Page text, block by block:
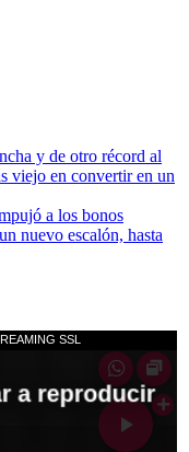
y de otro récord al
viejo en convertir en un
a los bonos
nuevo escalón, hasta